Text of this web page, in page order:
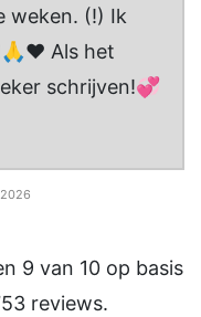
weken. (!) Ik
Als het
schrijven!💞
9 van 10 op basis
reviews.